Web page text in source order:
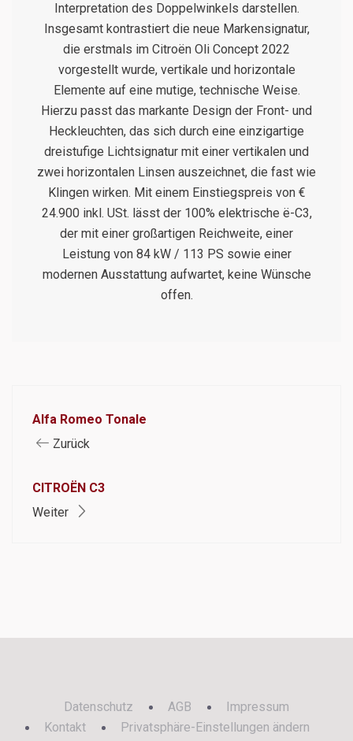
Interpretation des Doppelwinkels darstellen.
Insgesamt kontrastiert die neue Markensignatur,
die erstmals im Citroën Oli Concept 2022
vorgestellt wurde, vertikale und horizontale
Elemente auf eine mutige, technische Weise.
Hierzu passt das markante Design der Front- und
Heckleuchten, das sich durch eine einzigartige
dreistufige Lichtsignatur mit einer vertikalen und
zwei horizontalen Linsen auszeichnet, die fast wie
Klingen wirken. Mit einem Einstiegspreis von €
24.900 inkl. USt. lässt der 100% elektrische ë-C3,
der mit einer großartigen Reichweite, einer
Leistung von 84 kW / 113 PS sowie einer
modernen Ausstattung aufwartet, keine Wünsche
offen.
Alfa Romeo Tonale
Zurück
CITROËN C3
Weiter
Datenschutz AGB
Impressum
Kontakt
Privatsphäre-Einstellungen ändern